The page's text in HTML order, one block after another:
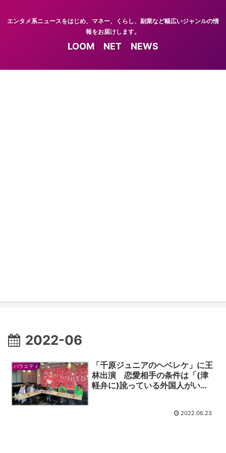
エンタメ系ニュースをはじめ、マネー、くらし、副業など幅広いジャンルの情
報をお届けします。
LOOM NET NEWS
2022-06
バラエティ
「千原ジュニアのヘベレケ」に王
林出演 恋愛相手の条件は「(津
軽弁に)訛っている外国人がい
2022.06.23